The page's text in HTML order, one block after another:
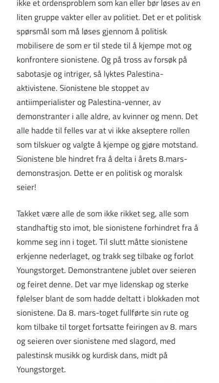
ikke et ordensproblem som kan eller bør løses av en
liten gruppe vakter eller av politiet. Det er et politisk
spørsmål som må løses gjennom å politisk
mobilisere de som er til stede til å kjempe mot og
konfrontere sionistene. Og på tross av forsøk på
sabotasje og intriger, så lyktes Palestina-
aktivistene. Sionistene ble stoppet av
antiimperialister og Palestina-venner, av
demonstranter i alle aldre, av kvinner og menn. Det
alle hadde til felles var at vi ikke akseptere rollen
som tilskuer og valgte å kjempe og gjøre motstand.
Sionistene ble hindret fra å delta i årets 8.mars-
demonstrasjon. Dette er en politisk og moralsk
seier!
Takket være alle de som ikke rikket seg, alle som
standhaftig sto imot, ble sionistene forhindret fra å
komme seg inn i toget. Til slutt måtte sionistene
erkjenne nederlaget, og trakk seg tilbake og forlot
Youngstorget. Demonstrantene jublet over seieren
og feiret denne. Det var mye lidenskap og sterke
følelser blant de som hadde deltatt i blokkaden mot
sionistene. Da 8. mars-toget fullførte sin rute og
kom tilbake til torget fortsatte feiringen av 8. mars
og seieren over sionistene med slagord, med
palestinsk musikk og kurdisk dans, midt på
Youngstorget.